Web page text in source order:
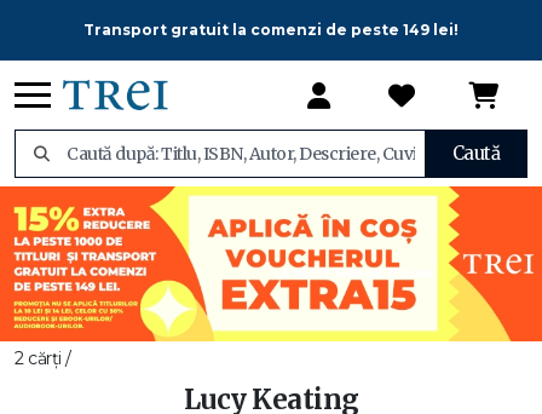
Transport gratuit la comenzi de peste 149 lei!
Caută
2 cărți /
Lucy Keating